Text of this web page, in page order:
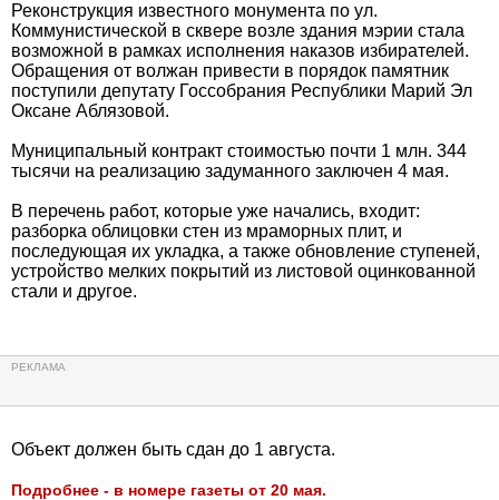
Реконструкция известного монумента по ул.
Коммунистической в сквере возле здания мэрии стала
возможной в рамках исполнения наказов избирателей.
Обращения от волжан привести в порядок памятник
поступили депутату Госсобрания Республики Марий Эл
Оксане Аблязовой.
Муниципальный контракт стоимостью почти 1 млн. 344
тысячи на реализацию задуманного заключен 4 мая.
В перечень работ, которые уже начались, входит:
разборка облицовки стен из мраморных плит, и
последующая их укладка, а также обновление ступеней,
устройство мелких покрытий из листовой оцинкованной
стали и другое.
Объект должен быть сдан до 1 августа.
Подробнее - в номере газеты от 20 мая.